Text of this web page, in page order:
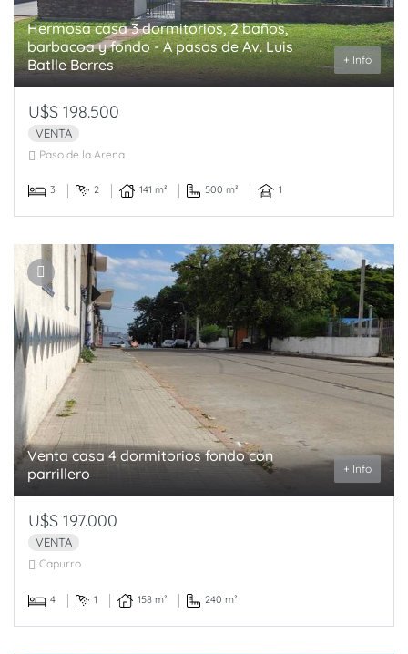
Hermosa casa 3 dormitorios, 2 baños,
barbacoa y fondo - A pasos de Av. Luis
Batlle Berres
+ Info
U$S 198.500
VENTA
Paso de la Arena
3 2 141 m² 500 m² 1
Venta casa 4 dormitorios fondo con
parrillero
+ Info
U$S 197.000
VENTA
Capurro
4 1 158 m² 240 m²